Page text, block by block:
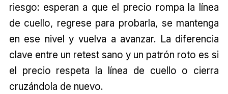
riesgo: esperan a que el precio rompa la línea
de cuello, regrese para probarla, se mantenga
en ese nivel y vuelva a avanzar. La diferencia
clave entre un retest sano y un patrón roto es si
el precio respeta la línea de cuello o cierra
cruzándola de nuevo.